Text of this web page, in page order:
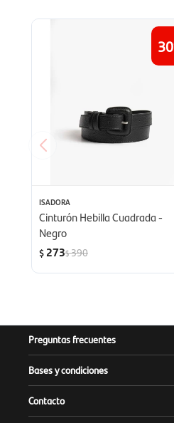
30
ISADORA
Cinturón Hebilla Cuadrada -
Negro
$273$390
Preguntas frecuentes
Bases y condiciones
Contacto